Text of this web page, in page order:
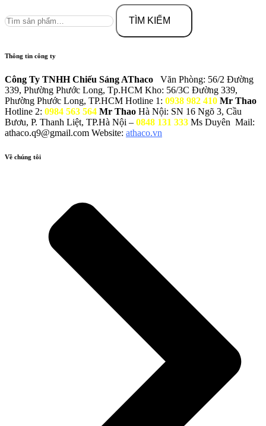
TÌM KIẾM
Thông tin công ty
Công Ty TNHH Chiếu Sáng AThaco
Văn Phòng: 56/2 Đường
339, Phường Phước Long, Tp.HCM Kho: 56/3C Đường 339,
Phường Phước Long, TP.HCM Hotline 1: 0938 982 410 Mr Thao
Hotline 2: 0984 563 564 Mr Thao Hà Nội: SN 16 Ngõ 3, Cầu
Bươu, P. Thanh Liệt, TP.Hà Nội – 0848 131 333 Ms Duyên Mail:
athaco.q9@gmail.com Website: athaco.vn
Về chúng tôi